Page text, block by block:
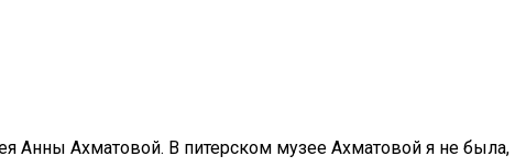
Анны Ахматовой. В питерском музее Ахматовой я не была,